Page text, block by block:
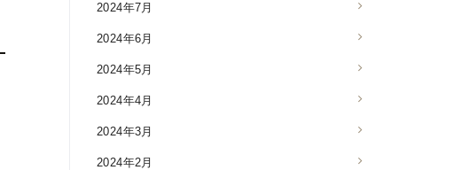
2024年7月
2024年6月
2024年5月
2024年4月
2024年3月
2024年2月